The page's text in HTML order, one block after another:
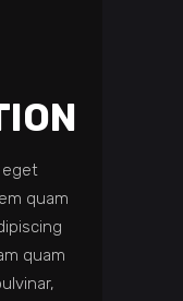
eget
quam
quam